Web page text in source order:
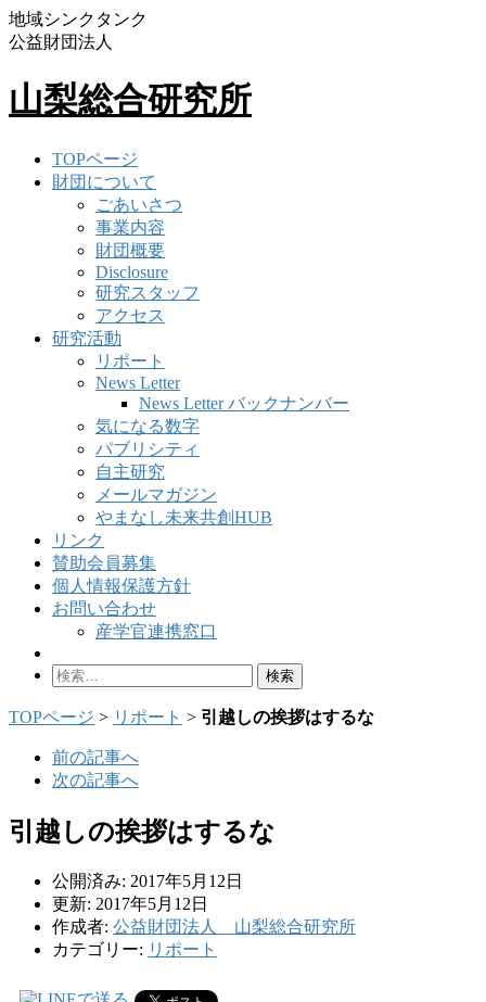
地域シンクタンク
公益財団法人
山梨総合研究所
TOPページ
財団について
ごあいさつ
事業内容
財団概要
Disclosure
研究スタッフ
アクセス
研究活動
リポート
News Letter
News Letter バックナンバー
気になる数字
パブリシティ
自主研究
メールマガジン
やまなし未来共創HUB
リンク
賛助会員募集
個人情報保護方針
お問い合わせ
産学官連携窓口
検
TOPページ > リポート > 引越しの挨拶はするな
前の記事へ
次の記事へ
引越しの挨拶はするな
公開済み: 2017年5月12日
更新: 2017年5月12日
作成者: 公益財団法人 山梨総合研究所
カテゴリー: リポート